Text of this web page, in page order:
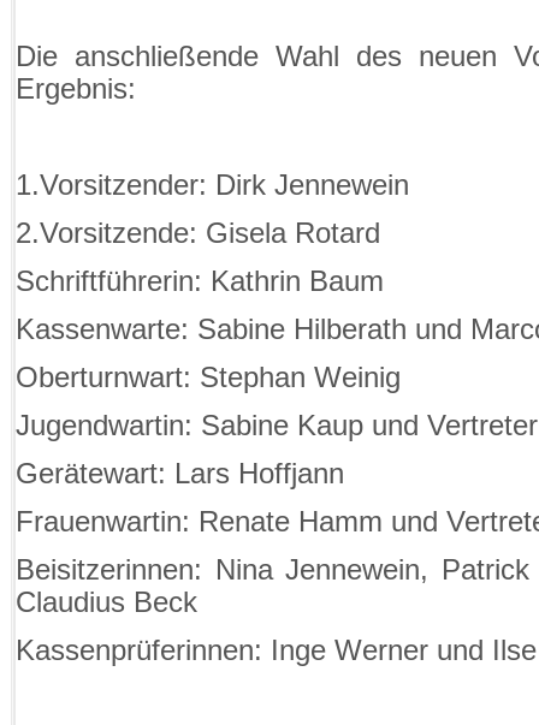
Die anschließende Wahl des neuen
Ergebnis:
1.Vorsitzender: Dirk Jennewein
2.Vorsitzende: Gisela Rotard
Schriftführerin: Kathrin Baum
Kassenwarte: Sabine Hilberath und
Oberturnwart: Stephan Weinig
Jugendwartin: Sabine Kaup und
Gerätewart: Lars Hoffjann
Frauenwartin: Renate Hamm und
Beisitzerinnen: Nina Jennewein,
Claudius Beck
Kassenprüferinnen: Inge Werner und